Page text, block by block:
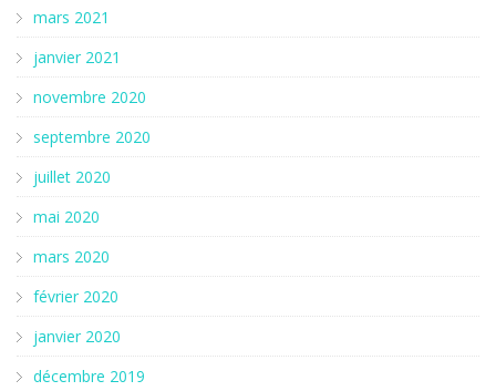
mars 2021
janvier 2021
novembre 2020
septembre 2020
juillet 2020
mai 2020
mars 2020
février 2020
janvier 2020
décembre 2019